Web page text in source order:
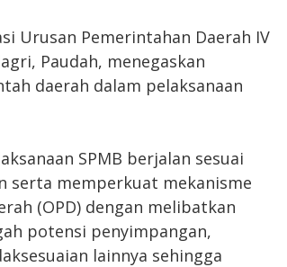
Urusan Pemerintahan Daerah IV
Paudah, menegaskan
daerah dalam pelaksanaan
SPMB berjalan sesuai
serta memperkuat mekanisme
(OPD) dengan melibatkan
potensi penyimpangan,
lainnya sehingga